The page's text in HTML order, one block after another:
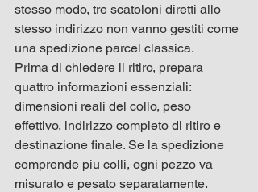
stesso modo, tre scatoloni diretti allo
stesso indirizzo non vanno gestiti come
una spedizione parcel classica.
Prima di chiedere il ritiro, prepara
quattro informazioni essenziali:
dimensioni reali del collo, peso
effettivo, indirizzo completo di ritiro e
destinazione finale. Se la spedizione
comprende piu colli, ogni pezzo va
misurato e pesato separatamente.